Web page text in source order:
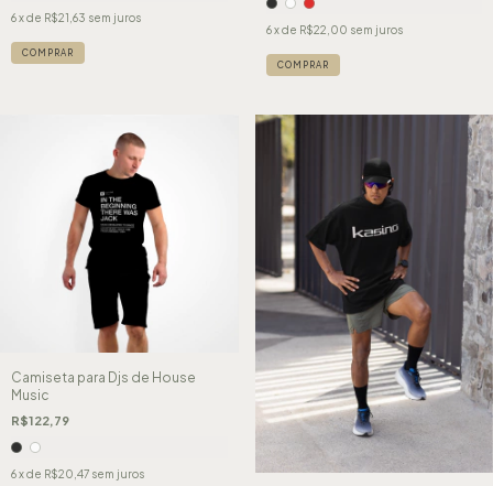
6x de R$21,63 sem juros
COMPRAR
6 x de R$22,00 sem juros
COMPRAR
Camiseta para Djs de House
Music
R$122,79
6x de R$20,47 sem juros